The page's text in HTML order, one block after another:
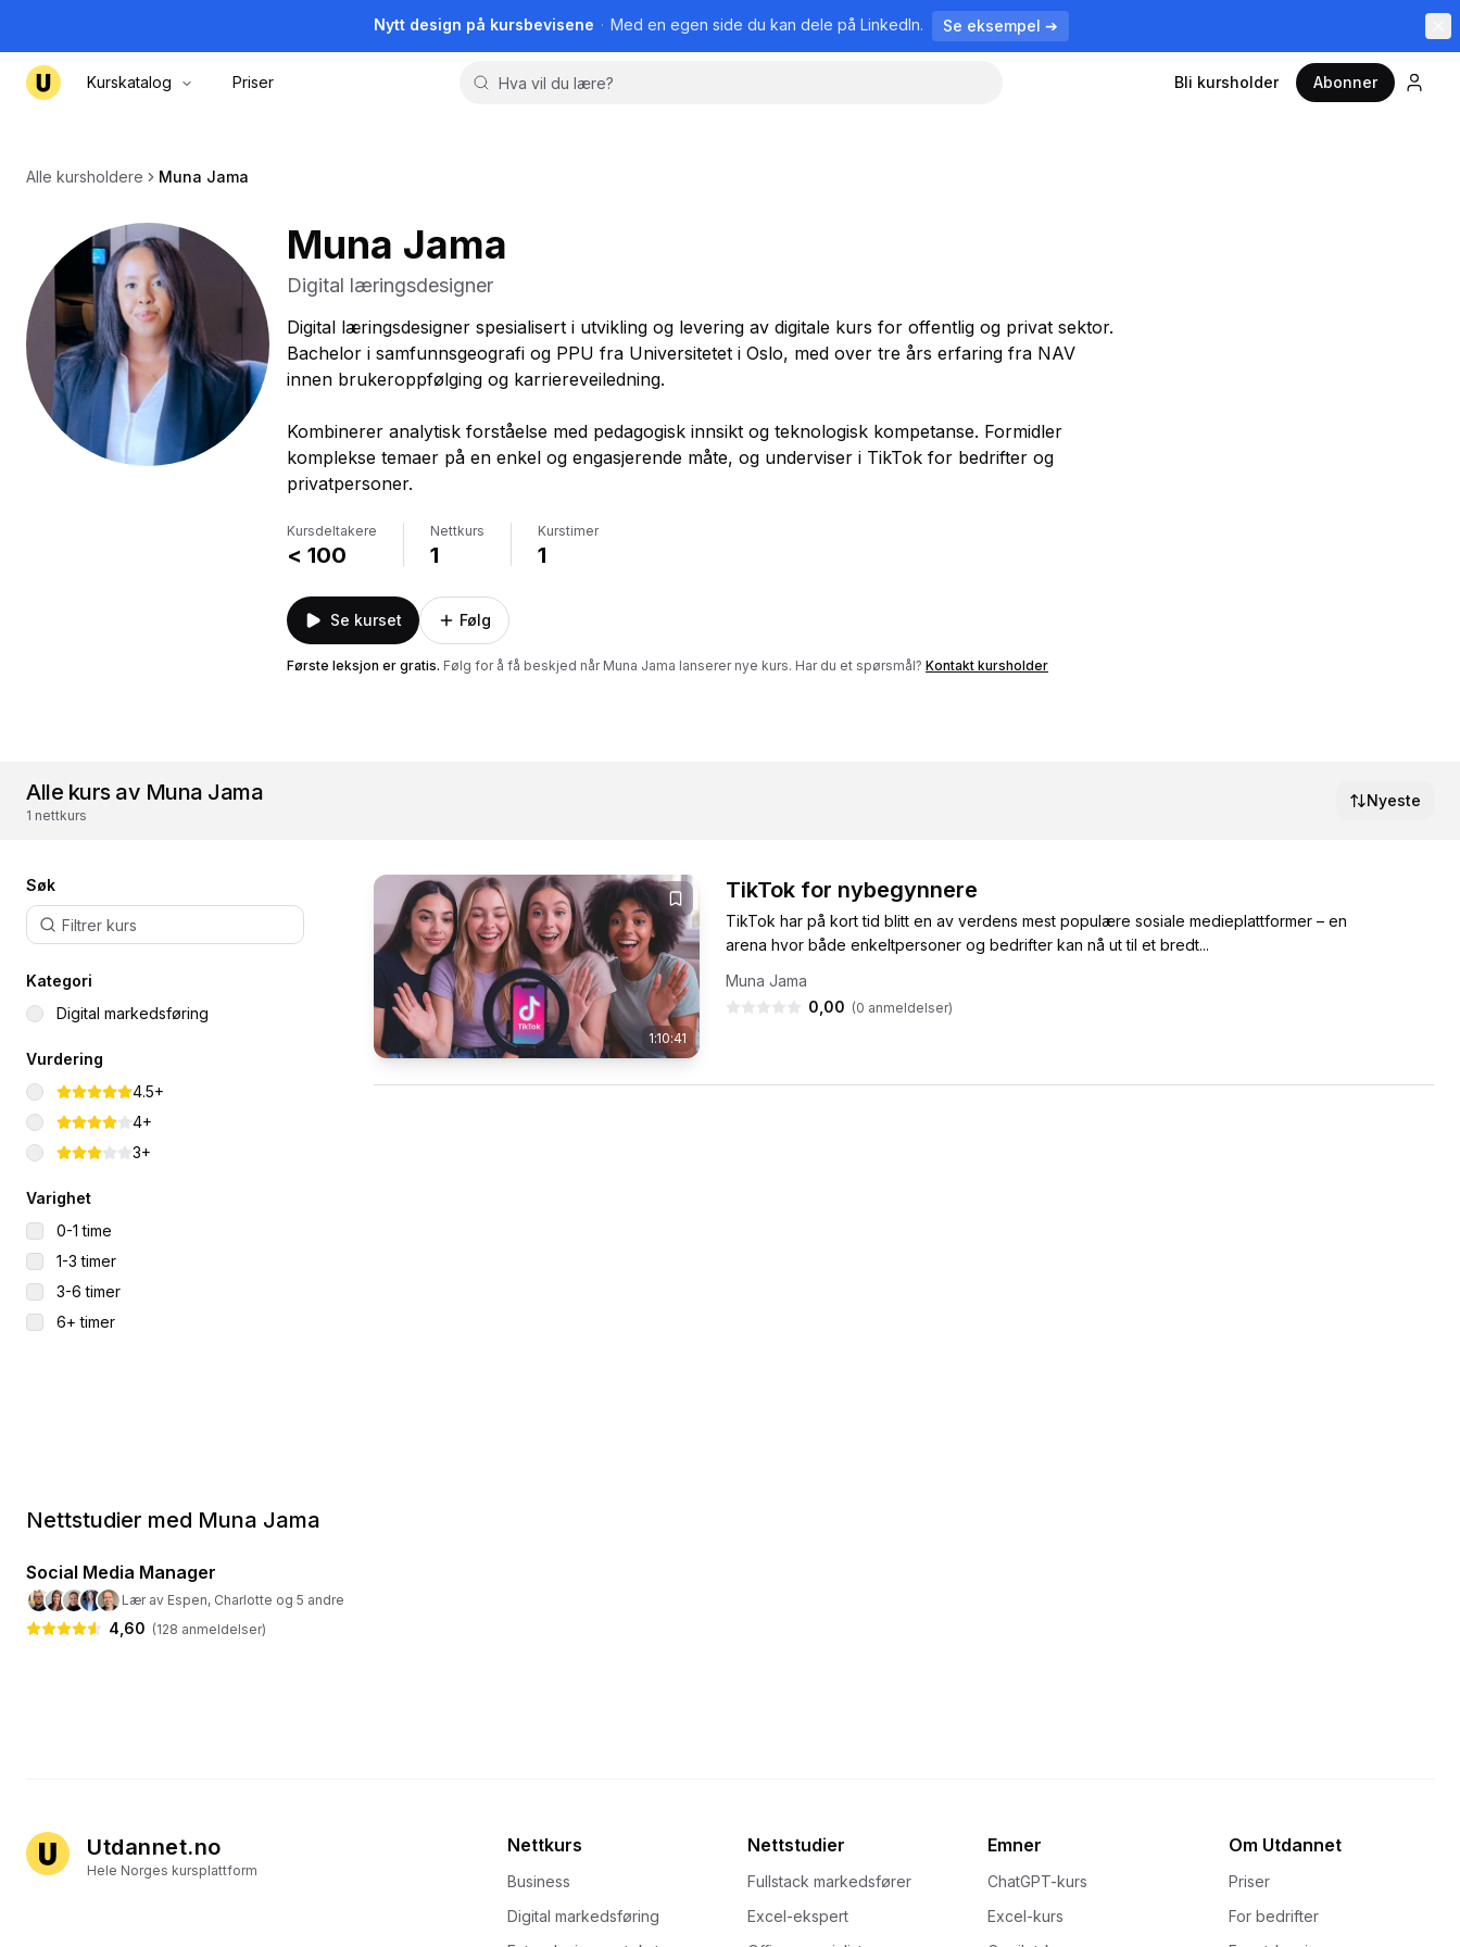
Nytt design på kursbevisene · Med en egen side du kan dele på LinkedIn. Se eksempel ➔
Kurskatalog Priser Bli kursholder Abonner
Alle kursholdere Muna Jama
Muna Jama
Digital læringsdesigner
Digital læringsdesigner spesialisert i utvikling og levering av digitale kurs for offentlig og privat sektor.
Bachelor i samfunnsgeografi og PPU fra Universitetet i Oslo, med over tre års erfaring fra NAV
innen brukeroppfølging og karriereveiledning.
Kombinerer analytisk forståelse med pedagogisk innsikt og teknologisk kompetanse. Formidler
komplekse temaer på en enkel og engasjerende måte, og underviser i TikTok for bedrifter og
privatpersoner.
Kursdeltakere
< 100
Nettkurs
1
Kurstimer
1
Se kurset Følg
Første leksjon er gratis. Følg for å få beskjed når Muna Jama lanserer nye kurs. Har du et spørsmål? Kontakt kursholder
Alle kurs av Muna Jama
1 nettkurs
Nyeste
Søk
Kategori
Digital markedsføring
Vurdering
4.5+
4+
3+
Varighet
0-1 time
1-3 timer
3-6 timer
6+ timer
1:10:41
TikTok for nybegynnere
TikTok har på kort tid blitt en av verdens mest populære sosiale medieplattformer – en
arena hvor både enkeltpersoner og bedrifter kan nå ut til et bredt...
Muna Jama
0,00 (0 anmeldelser)
Nettstudier med Muna Jama
🎯 Markedsføring
Social Media Manager
Lær av Espen, Charlotte og 5 andre
4,60 (128 anmeldelser)
Utdannet.no
Hele Norges kursplattform
Nettkurs
Business
Digital markedsføring
Nettstudier
Fullstack markedsfører
Excel-ekspert
Emner
ChatGPT-kurs
Excel-kurs
Om Utdannet
Priser
For bedrifter